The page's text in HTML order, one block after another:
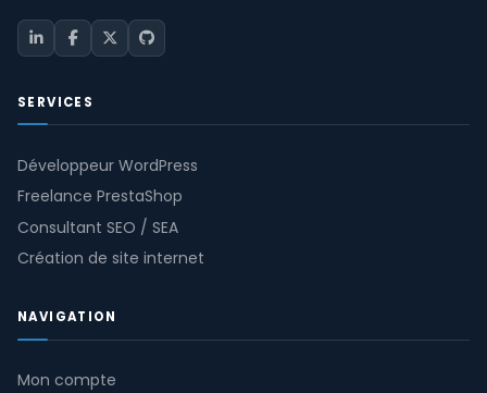
SERVICES
Développeur WordPress
Freelance PrestaShop
Consultant SEO / SEA
Création de site internet
NAVIGATION
Mon compte